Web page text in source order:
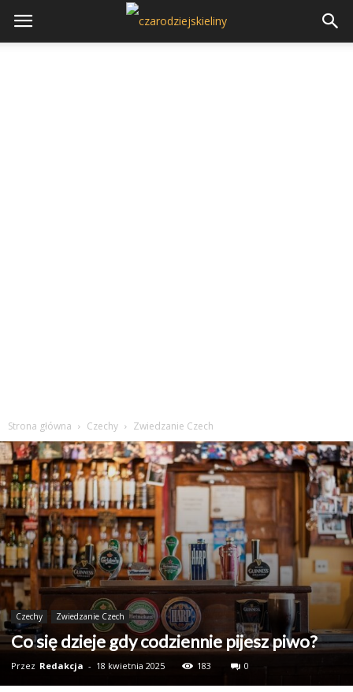
Strona główna Czechy Zwiedzanie Czech
Czechy Zwiedzanie Czech
Co się dzieje gdy codziennie pijesz piwo?
Przez Redakcja - 18 kwietnia 2025 183 0